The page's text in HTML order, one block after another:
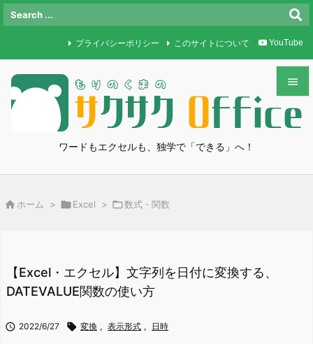
ワードもエクセルも、独学で「できる」へ！


メニュ
プライバシーポリシー このサイトについて YouTube
 ホーム > Excel > 数式・関数
【Excel・エクセル】文字列を日付に変換する、
DATEVALUE関数の使い方
 2022/6/27  変換 , 表示形式 , 日時